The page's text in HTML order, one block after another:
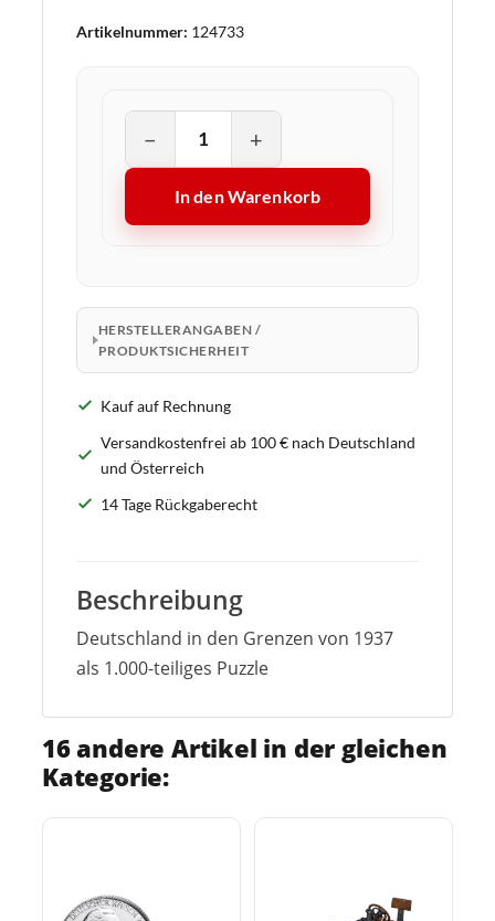
Artikelnummer: 124733
− +
In den Warenkorb
HERSTELLERANGABEN /
PRODUKTSICHERHEIT
Kauf auf Rechnung
Versandkostenfrei ab 100 € nach Deutschland
und Österreich
14 Tage Rückgaberecht
Beschreibung
Deutschland in den Grenzen von 1937
als 1.000-teiliges Puzzle
16 andere Artikel in der gleichen
Kategorie: